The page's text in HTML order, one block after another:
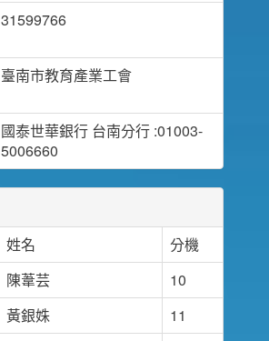
31599766
臺南市教育產業工會
國泰世華銀行 台南分行 :01003-
5006660
姓名
分機
陳葦芸
10
黃銀姝
11